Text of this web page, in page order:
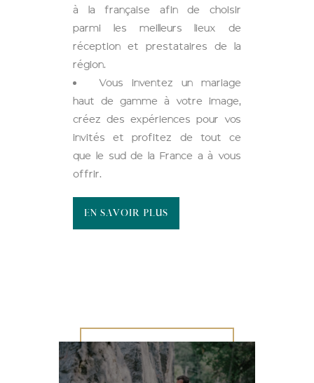
à la française afin de choisir
parmi les meilleurs lieux de
réception et prestataires de la
région.
Vous inventez un mariage
haut de gamme à votre image,
créez des expériences pour vos
invités et profitez de tout ce
que le sud de la France a à vous
offrir.
EN SAVOIR PLUS